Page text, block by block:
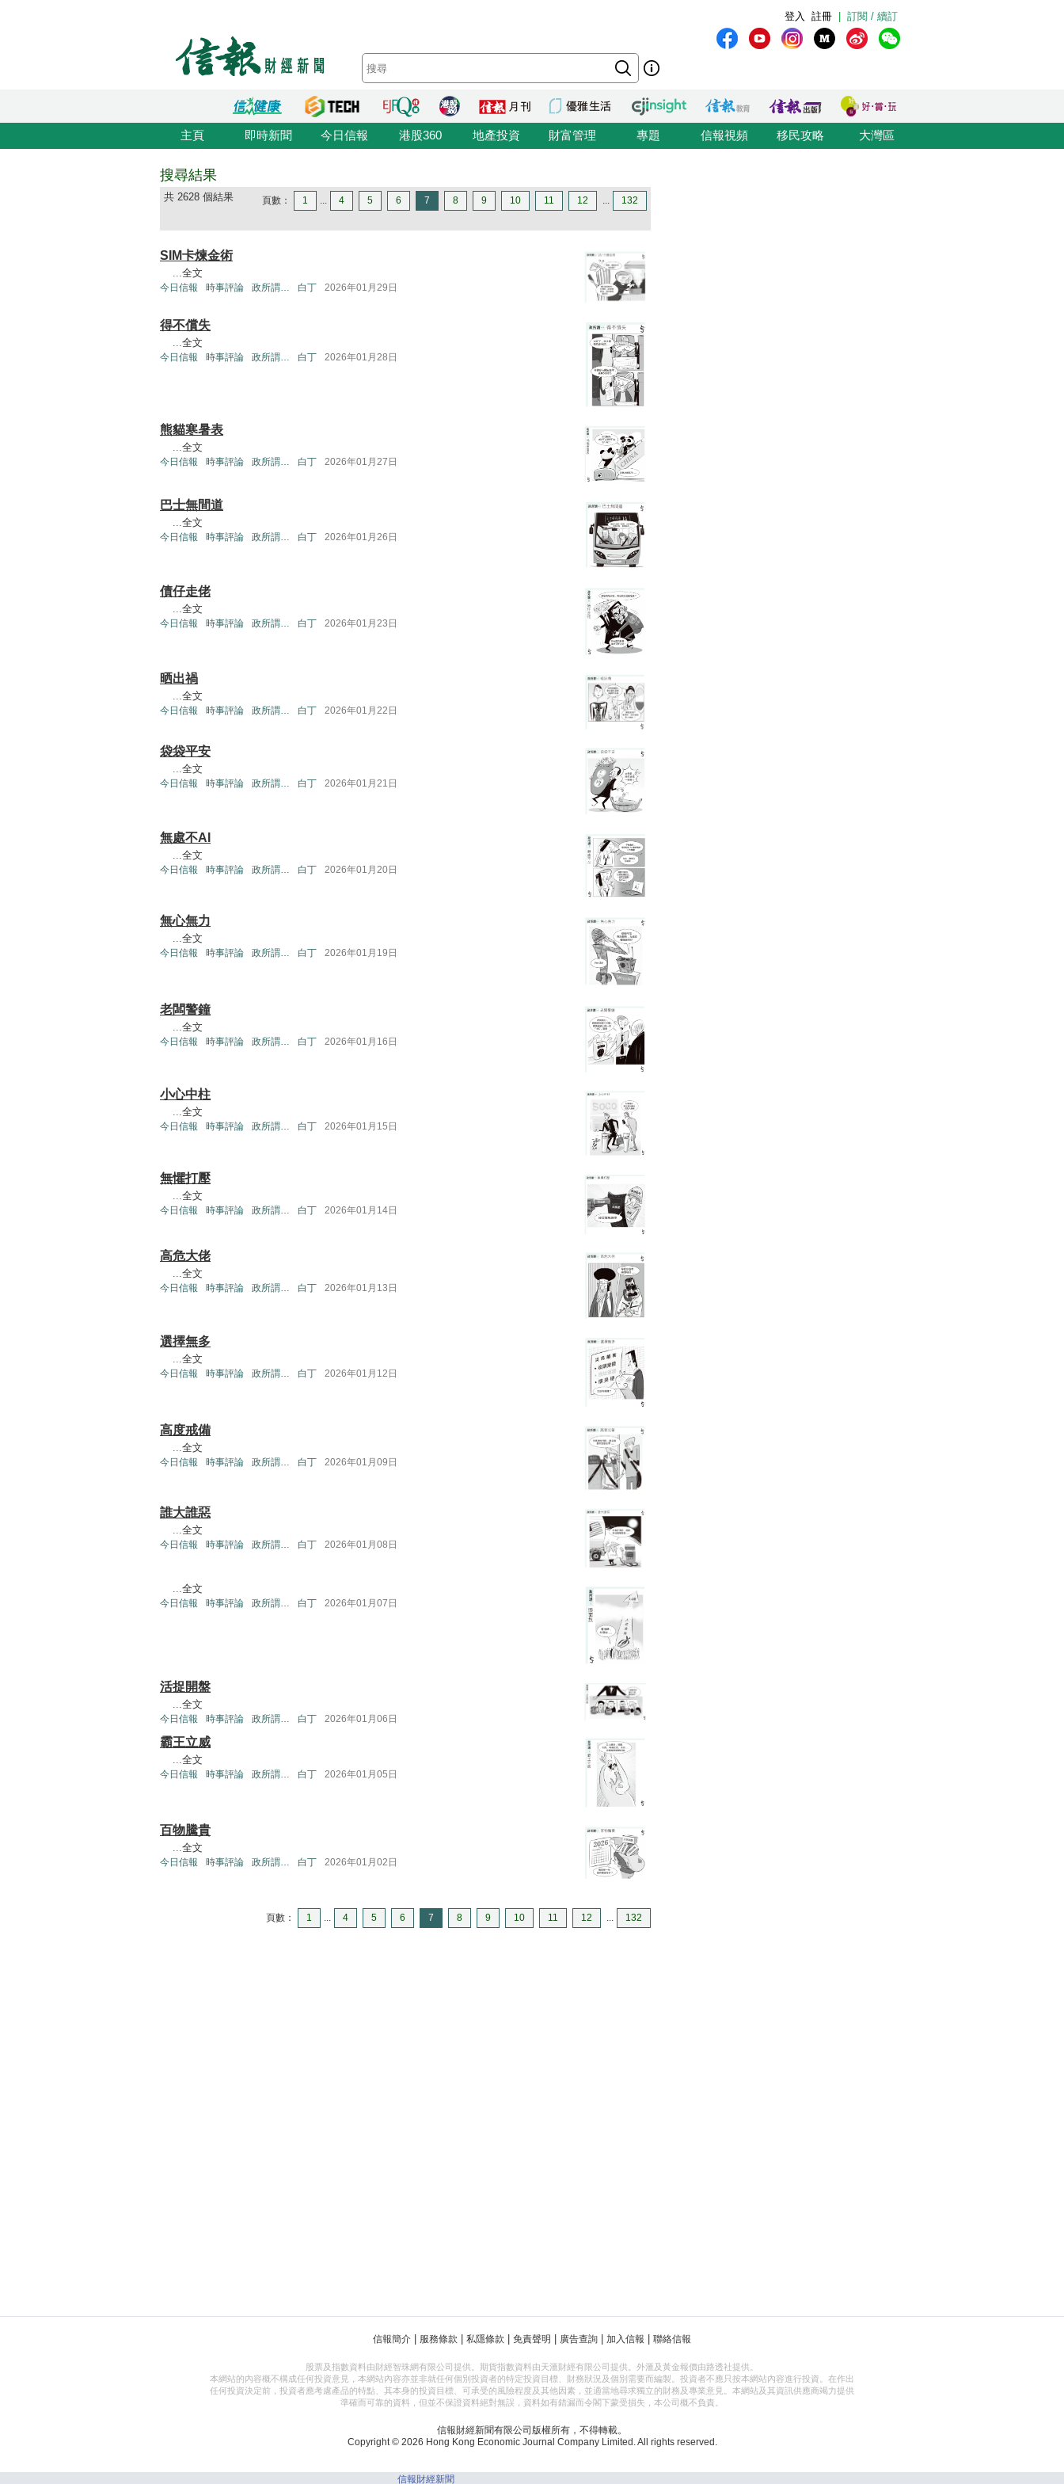
訂閱 / 續訂
註冊
登入
主頁 即時新聞 今日信報 港股360 地產投資 財富管理 專題 信報視頻 移民攻略 大灣區
搜尋結果
共 2628 個結果 頁數： 1 ... 4 5 6 7 8 9 10 11 12 ... 132
SIM卡煉金術
...全文
今日信報 時事評論 政所謂… 白丁 2026年01月29日
得不償失
全文
今日信報 時事評論 政所謂… 白丁 2026年01月28日
熊貓寒暑表
全文
今日信報 時事評論 政所謂… 白丁 2026年01月27日
巴士無間道
全文
今日信報 時事評論 政所謂… 白丁 2026年01月26日
債仔走佬
...全文
今日信報 時事評論 政所謂… 白丁 2026年01月23日
晒出禍
全文
今日信報 時事評論 政所謂… 白丁 2026年01月22日
袋袋平安
全文
今日信報 時事評論 政所謂… 白丁 2026年01月21日
無處不AI
...全文
今日信報 時事評論 政所謂… 白丁 2026年01月20日
無心無力
...全文
今日信報 時事評論 政所謂… 白丁 2026年01月19日
老闆警鐘
...全文
今日信報 時事評論 政所謂… 白丁 2026年01月16日
小心中柱
全文
今日信報 時事評論 政所謂… 白丁 2026年01月15日
無懼打壓
全文
今日信報 時事評論 政所謂… 白丁 2026年01月14日
高危大佬
全文
今日信報 時事評論 政所謂… 白丁 2026年01月13日
選擇無多
...全文
今日信報 時事評論 政所謂… 白丁 2026年01月12日
高度戒備
全文
今日信報 時事評論 政所謂… 白丁 2026年01月09日
誰大誰惡
全文
今日信報 時事評論 政所謂… 白丁 2026年01月08日
...全文
今日信報 時事評論 政所謂… 白丁 2026年01月07日
活捉開盤
全文
今日信報 時事評論 政所謂… 白丁 2026年01月06日
霸王立威
全文
今日信報 時事評論 政所謂… 白丁 2026年01月05日
百物騰貴
全文
今日信報 時事評論 政所謂… 白丁 2026年01月02日
頁數： 1 ... 4 5 6 7 8 9 10 11 12 ... 132
信報簡介 服務條款 私隱條款 免責聲明 廣告查詢 加入信報 聯絡信報
股票及指數資料由財經智珠網有限公司提供。期貨指數資料由天滙財經有限公司提供。外滙及黃金報價由路透社提供。
本網站的內容概不構成任何投資意見，本網站內容亦並非就任何個別投資者的特定投資目標、財務狀況及個別需要而編製。投資者不應只按本網站內容進行投資。在作出
任何投資決定前，投資者應考慮產品的特點、其本身的投資目標、可承受的風險程度及其他因素，並適當地尋求獨立的財務及專業意見。本網站及其資訊供應商竭力提供
準確而可靠的資料，但並不保證資料絕對無誤，資料如有錯漏而令閣下蒙受損失，本公司概不負責。
信報財經新聞有限公司版權所有，不得轉載。
Copyright © 2026 Hong Kong Economic Journal Company Limited. All rights reserved.
信報財經新聞